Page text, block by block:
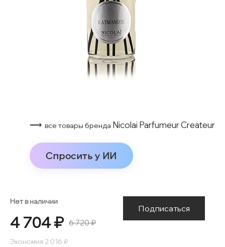
⟶ все товары бренда Nicolai Parfumeur Createur
Спросить у ИИ
Нет в наличии
4 704 ₽ 6 720 ₽
Экономия 2 016 ₽
Подписаться